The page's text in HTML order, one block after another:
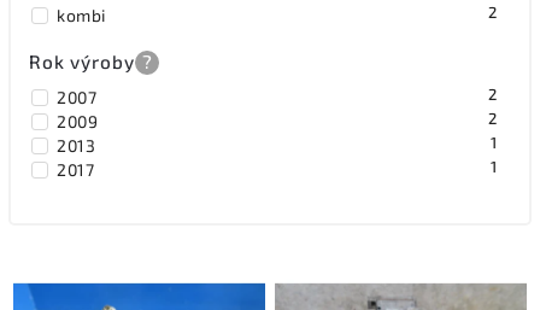
kombi 2
Rok výroby ?
2007 2
2009 2
2013 1
2017 1